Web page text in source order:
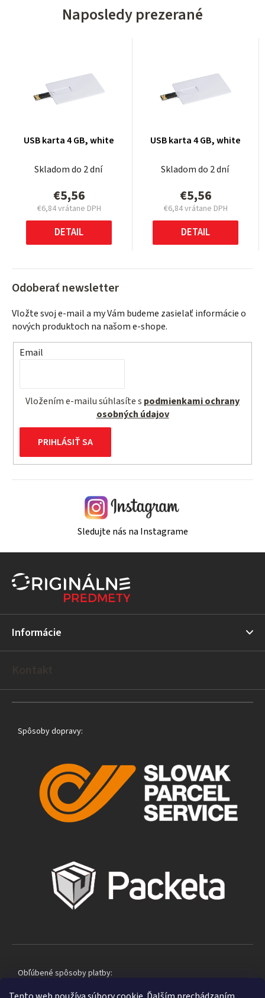
Naposledy prezerané
USB karta 4 GB, white
Skladom do 2 dní
€5,56
€6,84 vrátane DPH
Jednotková
cena:
DETAIL
USB karta 4 GB, white
Skladom do 2 dní
€5,56
€6,84 vrátane DPH
Jednotková
cena:
DETAIL
Odoberať newsletter
Vložte svoj e-mail a my Vám budeme zasielať informácie o
nových produktoch na našom e-shope.
Email
Vložením e-mailu súhlasíte s podmienkami ochrany
osobných údajov
PRIHLÁSIŤ SA
Sledujte nás na Instagrame
ä
i
Informácie
Spôsoby dopravy:
Obľúbené spôsoby platby: